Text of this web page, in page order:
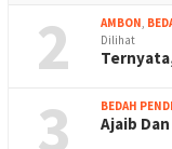
2 AMBON
Dilihat
3 BEDAH
Ajaib